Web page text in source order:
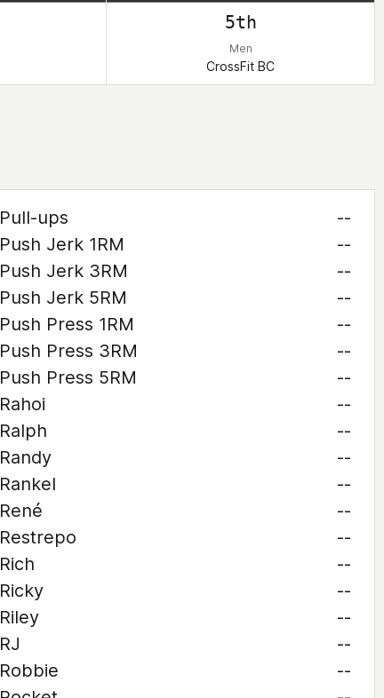
5th
Men
CrossFit BC
Pull-ups
--
Push Jerk 1RM
--
Push Jerk 3RM
--
Push Jerk 5RM
--
Push Press 1RM
--
Push Press 3RM
--
Push Press 5RM
--
Rahoi
--
Ralph
--
Randy
--
Rankel
--
René
--
Restrepo
--
Rich
--
Ricky
--
Riley
--
RJ
--
Robbie
--